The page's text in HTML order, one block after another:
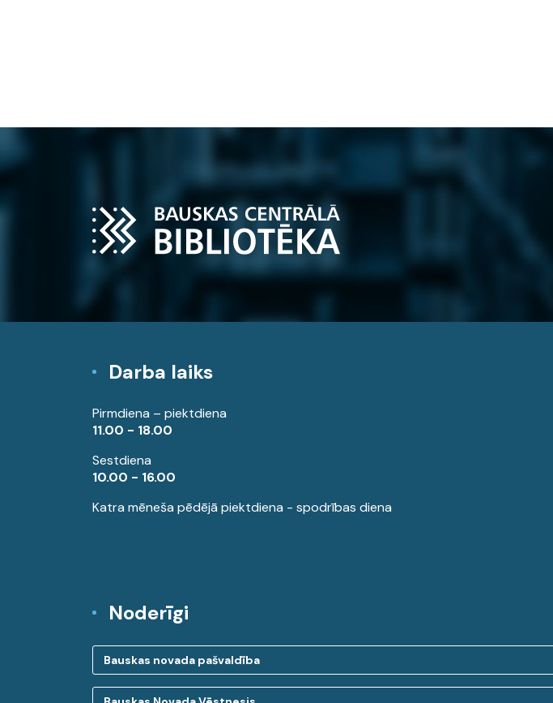
Darba laiks
Pirmdiena – piektdiena
11.00 - 18.00
Sestdiena
10.00 - 16.00
Katra mēneša pēdējā piektdiena - spodrības diena
Noderīgi
Bauskas novada pašvaldība